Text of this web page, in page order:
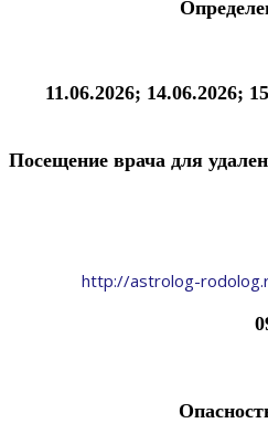
11.06.2026; 14.06.2026;
Посещение врача для
http://astrolog-